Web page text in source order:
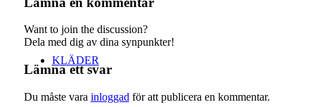
KLÄDER
Want to join the discussion?
Dela med dig av dina synpunkter!
Lämna ett svar
Du måste vara inloggad för att publicera en kommentar.